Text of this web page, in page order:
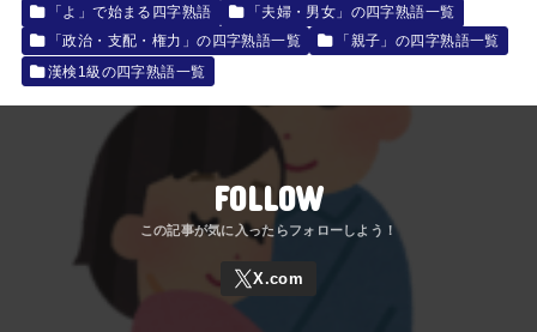
「よ」で始まる四字熟語
「夫婦・男女」の四字熟語一覧
「政治・支配・権力」の四字熟語一覧
「親子」の四字熟語一覧
漢検1級の四字熟語一覧
FOLLOW